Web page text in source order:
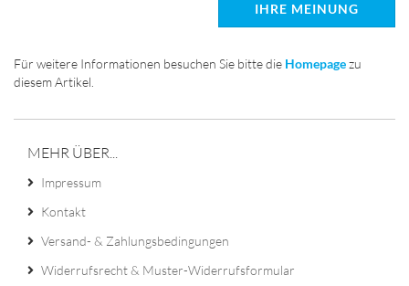
IHRE MEINUNG
Für weitere Informationen besuchen Sie bitte die Homepagezu
diesem Artikel.
MEHR ÜBER...
Impressum
Kontakt
Versand- & Zahlungsbedingungen
Widerrufsrecht & Muster-Widerrufsformular